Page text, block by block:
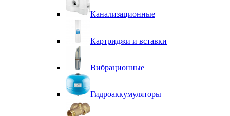
Канализационные
Картриджи и вставки
Вибрационные
Гидроаккумуляторы